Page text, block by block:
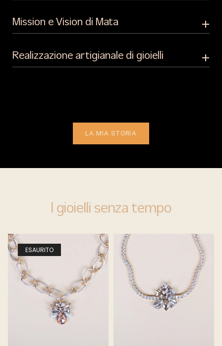
Mission e Vision di Mata
Realizzazione artigianale di gioielli
LA MIA STORIA
I gioielli senza tempo
ESAURITO